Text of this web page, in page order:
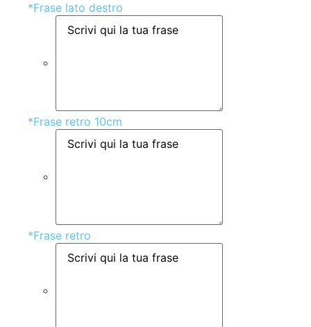
*Frase lato destro
*Frase retro 10cm
*Frase retro